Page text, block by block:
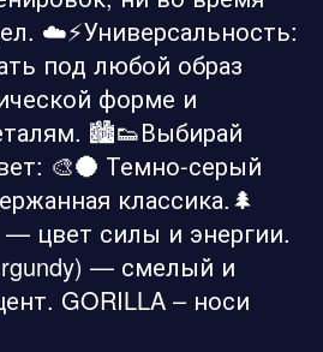
☁️⚡Универсальность:
под любой образ
форме и
🏙️👟Выбирай
🎨🌑 Темно-серый
классика.🌲
цвет силы и энергии.
— смелый и
GORILLA – носи